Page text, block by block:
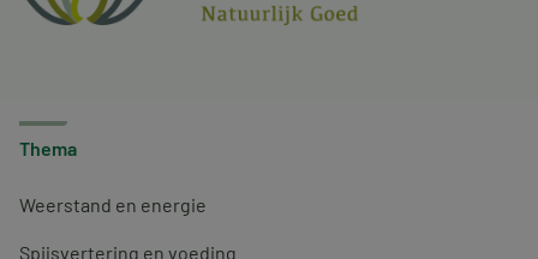
Thema
Weerstand en energie
Spijsvertering en voeding